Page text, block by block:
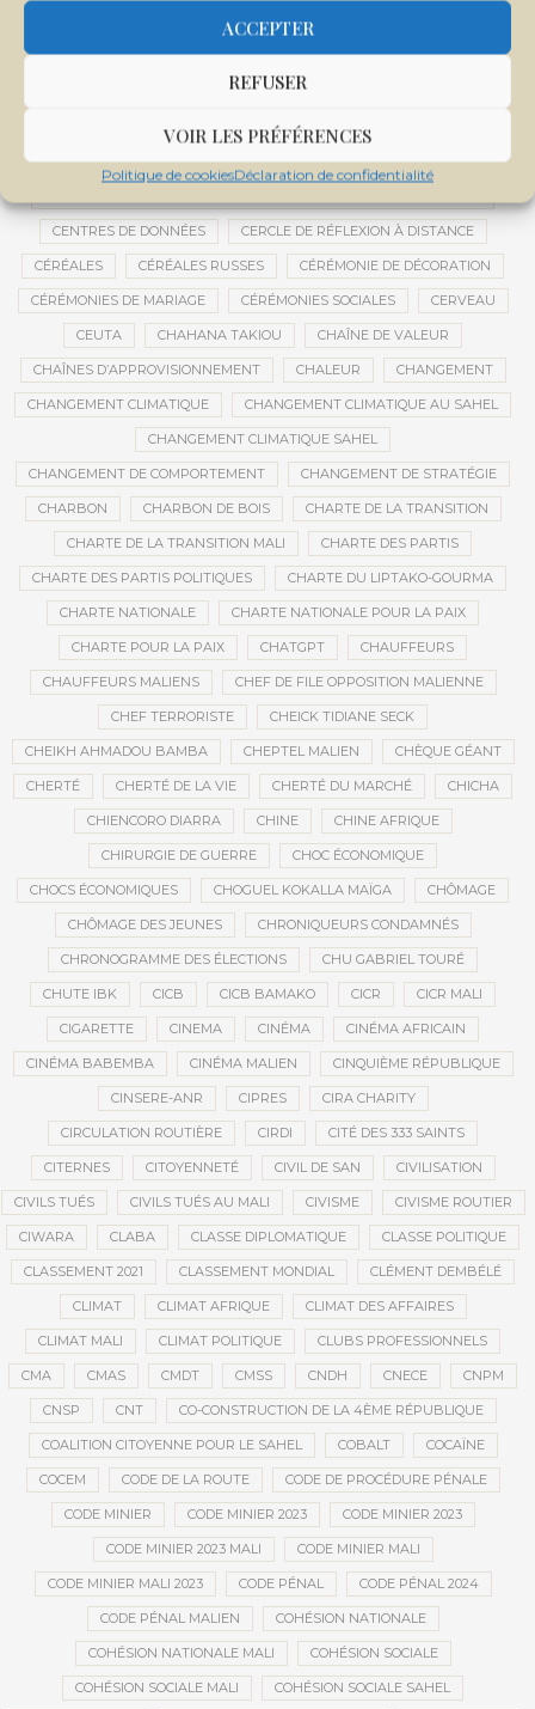
ACCEPTER
REFUSER
VOIR LES PRÉFÉRENCES
Politique de cookiesDéclaration de confidentialité
CENTRALE SOLAIRE DE SANANKOROBA
CENTRE D'INTELLIGENCE ARTIFICIELLE
CENTRE DE SANTÉ COMMUNAUTAIRE
CENTRE INTERNATIONAL DE CONFÉRENCES DE BAMAKO
CENTRE MALI
CENTRES DE DONNÉES CERCLE DE RÉFLEXION À DISTANCE
CÉRÉALES CÉRÉALES RUSSES CÉRÉMONIE DE DÉCORATION
CÉRÉMONIES DE MARIAGE CÉRÉMONIES SOCIALES CERVEAU
CEUTA CHAHANA TAKIOU CHAÎNE DE VALEUR
CHAÎNES D’APPROVISIONNEMENT CHALEUR CHANGEMENT
CHANGEMENT CLIMATIQUE CHANGEMENT CLIMATIQUE AU SAHEL
CHANGEMENT CLIMATIQUE SAHEL
CHANGEMENT DE COMPORTEMENT CHANGEMENT DE STRATÉGIE
CHARBON CHARBON DE BOIS CHARTE DE LA TRANSITION
CHARTE DE LA TRANSITION MALI CHARTE DES PARTIS
CHARTE DES PARTIS POLITIQUES CHARTE DU LIPTAKO-GOURMA
CHARTE NATIONALE CHARTE NATIONALE POUR LA PAIX
CHARTE POUR LA PAIX CHATGPT CHAUFFEURS
CHAUFFEURS MALIENS CHEF DE FILE OPPOSITION MALIENNE
CHEF TERRORISTE CHEICK TIDIANE SECK
CHEIKH AHMADOU BAMBA CHEPTEL MALIEN CHÈQUE GÉANT
CHERTÉ CHERTÉ DE LA VIE CHERTÉ DU MARCHÉ CHICHA
CHIENCORO DIARRA CHINE CHINE AFRIQUE
CHIRURGIE DE GUERRE CHOC ÉCONOMIQUE
CHOCS ÉCONOMIQUES CHOGUEL KOKALLA MAÏGA CHÔMAGE
CHÔMAGE DES JEUNES CHRONIQUEURS CONDAMNÉS
CHRONOGRAMME DES ÉLECTIONS CHU GABRIEL TOURÉ
CHUTE IBK CICB CICB BAMAKO CICR CICR MALI
CIGARETTE CINEMA CINÉMA CINÉMA AFRICAIN
CINÉMA BABEMBA CINÉMA MALIEN CINQUIÈME RÉPUBLIQUE
CINSERE-ANR CIPRES CIRA CHARITY
CIRCULATION ROUTIÈRE CIRDI CITÉ DES 333 SAINTS
CITERNES CITOYENNETÉ CIVIL DE SAN CIVILISATION
CIVILS TUÉS CIVILS TUÉS AU MALI CIVISME CIVISME ROUTIER
CIWARA CLABA CLASSE DIPLOMATIQUE CLASSE POLITIQUE
CLASSEMENT 2021 CLASSEMENT MONDIAL CLÉMENT DEMBÉLÉ
CLIMAT CLIMAT AFRIQUE CLIMAT DES AFFAIRES
CLIMAT MALI CLIMAT POLITIQUE CLUBS PROFESSIONNELS
CMA CMAS CMDT CMSS CNDH CNECE CNPM
CNSP CNT CO-CONSTRUCTION DE LA 4ÈME RÉPUBLIQUE
COALITION CITOYENNE POUR LE SAHEL COBALT COCAÏNE
COCEM CODE DE LA ROUTE CODE DE PROCÉDURE PÉNALE
CODE MINIER CODE MINIER 2023 CODE MINIER 2023
CODE MINIER 2023 MALI CODE MINIER MALI
CODE MINIER MALI 2023 CODE PÉNAL CODE PÉNAL 2024
CODE PÉNAL MALIEN COHÉSION NATIONALE
COHÉSION NATIONALE MALI COHÉSION SOCIALE
COHÉSION SOCIALE MALI COHÉSION SOCIALE SAHEL